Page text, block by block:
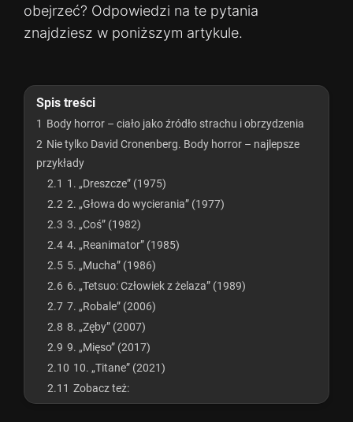
obejrzeć? Odpowiedzi na te pytania
znajdziesz w poniższym artykule.
Spis treści
1 Body horror – ciało jako źródło strachu i obrzydzenia
2 Nie tylko David Cronenberg. Body horror – najlepsze
przykłady
2.1 1. „Dreszcze” (1975)
2.2 2. „Głowa do wycierania” (1977)
2.3 3. „Coś” (1982)
2.4 4. „Reanimator” (1985)
2.5 5. „Mucha” (1986)
2.6 6. „Tetsuo: Człowiek z żelaza” (1989)
2.7 7. „Robale” (2006)
2.8 8. „Zęby” (2007)
2.9 9. „Mięso” (2017)
2.10 10. „Titane” (2021)
2.11 Zobacz też: